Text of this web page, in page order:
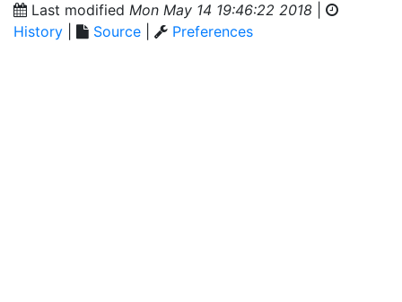
Last modified Mon May 14 19:46:22 2018
History
Source Preferences